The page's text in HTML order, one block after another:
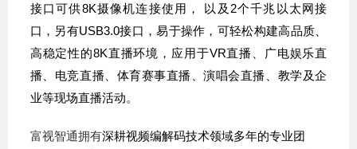
接口可供8K摄像机连接使用， 以及2个千兆以太网接
口，另有USB3.0接口，易于操作，可轻松构建高品质、
高稳定性的8K直播环境，应用于VR直播、广电娱乐直
播、电竞直播、体育赛事直播、演唱会直播、教学及企
业等现场直播活动。
富视智通拥有深耕视频编解码技术领域多年的专业团